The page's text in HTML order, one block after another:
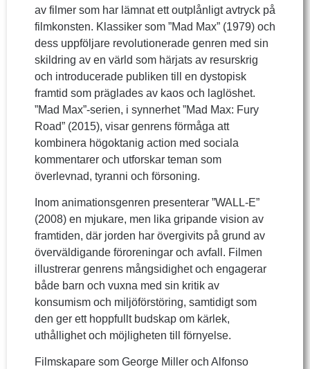
av filmer som har lämnat ett outplånligt avtryck på
filmkonsten. Klassiker som ”Mad Max” (1979) och
dess uppföljare revolutionerade genren med sin
skildring av en värld som härjats av resurskrig
och introducerade publiken till en dystopisk
framtid som präglades av kaos och laglöshet.
”Mad Max”-serien, i synnerhet ”Mad Max: Fury
Road” (2015), visar genrens förmåga att
kombinera högoktanig action med sociala
kommentarer och utforskar teman som
överlevnad, tyranni och försoning.
Inom animationsgenren presenterar ”WALL-E”
(2008) en mjukare, men lika gripande vision av
framtiden, där jorden har övergivits på grund av
överväldigande föroreningar och avfall. Filmen
illustrerar genrens mångsidighet och engagerar
både barn och vuxna med sin kritik av
konsumism och miljöförstöring, samtidigt som
den ger ett hoppfullt budskap om kärlek,
uthållighet och möjligheten till förnyelse.
Filmskapare som George Miller och Alfonso